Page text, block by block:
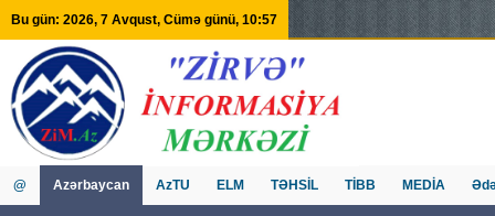
Bu gün: 2026, 7 Avqust, Cümə günü, 10:57
@ Azərbaycan AzTU ELM TƏHSİL TİBB MEDİA